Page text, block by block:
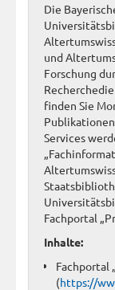
Die
und
Forschung
finden Sie
Services
Fachportal
Inhalte:
Fachportal
(https://